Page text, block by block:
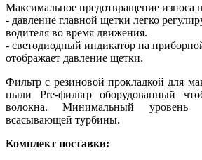
Максимальное предотвращение износа
- давление главной щетки легко
водителя во время движения.
- светодиодный индикатор на
отображает давление щетки.
Фильтр с резиновой прокладкой для
пыли Pre-фильтр оборудованный
волокна. Минимальный
всасывающей турбины.
Комплект поставки: